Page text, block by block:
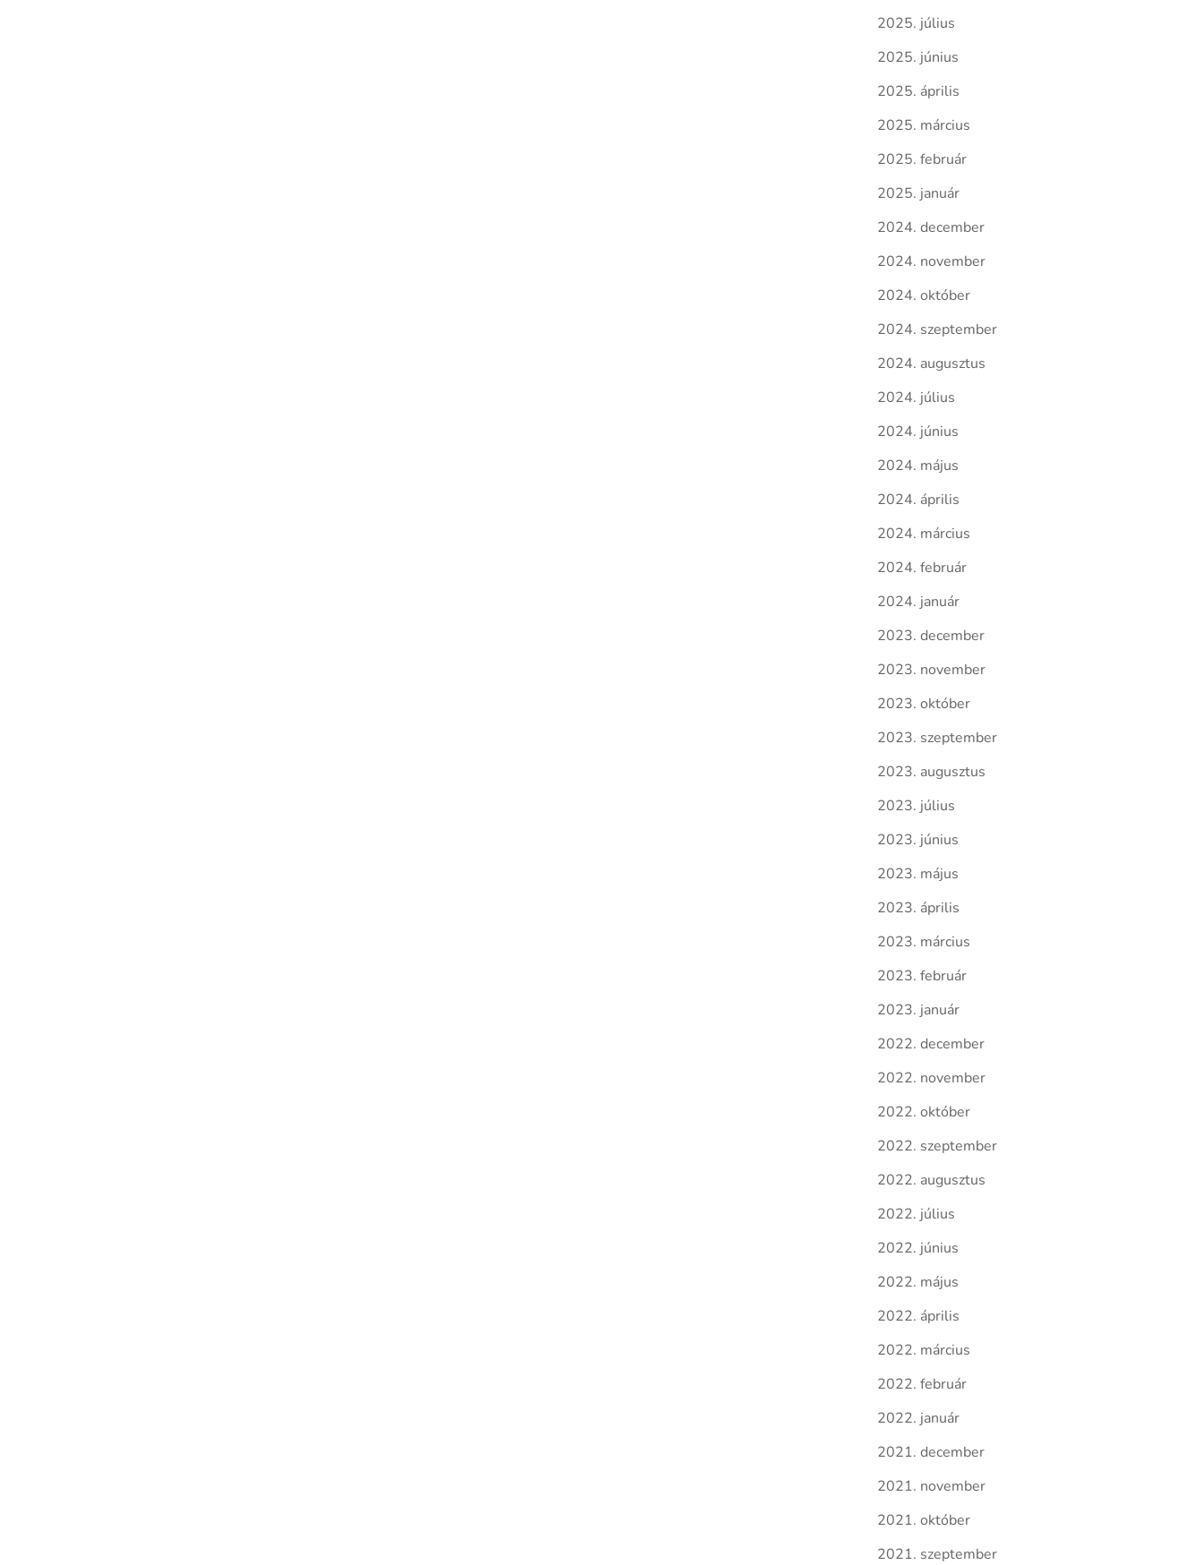
2025. július
2025. június
2025. április
2025. március
2025. február
2025. január
2024. december
2024. november
2024. október
2024. szeptember
2024. augusztus
2024. július
2024. június
2024. május
2024. április
2024. március
2024. február
2024. január
2023. december
2023. november
2023. október
2023. szeptember
2023. augusztus
2023. július
2023. június
2023. május
2023. április
2023. március
2023. február
2023. január
2022. december
2022. november
2022. október
2022. szeptember
2022. augusztus
2022. július
2022. június
2022. május
2022. április
2022. március
2022. február
2022. január
2021. december
2021. november
2021. október
2021. szeptember